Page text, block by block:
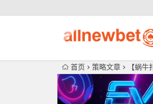
首页 策略文章 【蜗